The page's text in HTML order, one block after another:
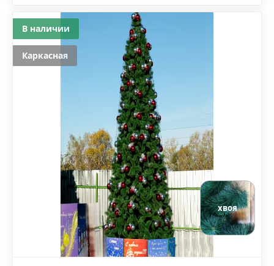
хвоя
В наличии
Каркасная